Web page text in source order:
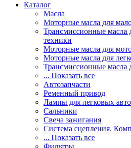
Каталог
Масла
Моторные масла для
Трансмиссионные масла
техники
Моторные масла для
Моторные масла для
Трансмиссионные масла
... Показать все
Автозапчасти
Ременный привод
Лампы для легковых авто
Сальники
Свеча зажигания
Система сцепления.
... Показать все
Фильтры